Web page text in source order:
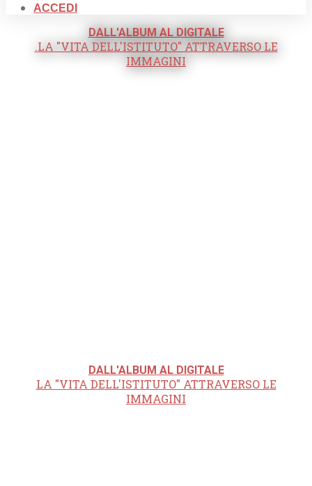
ACCEDI
DALL'ALBUM AL DIGITALE
.LA "VITA DELL'ISTITUTO" ATTRAVERSO LE
IMMAGINI
DALL'ALBUM AL DIGITALE
LA "VITA DELL'ISTITUTO" ATTRAVERSO LE
IMMAGINI